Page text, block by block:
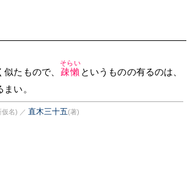
たもので、 疎懶
そらい
というものの有るのは、
い。
仮名) ／ 直木三十五(著)